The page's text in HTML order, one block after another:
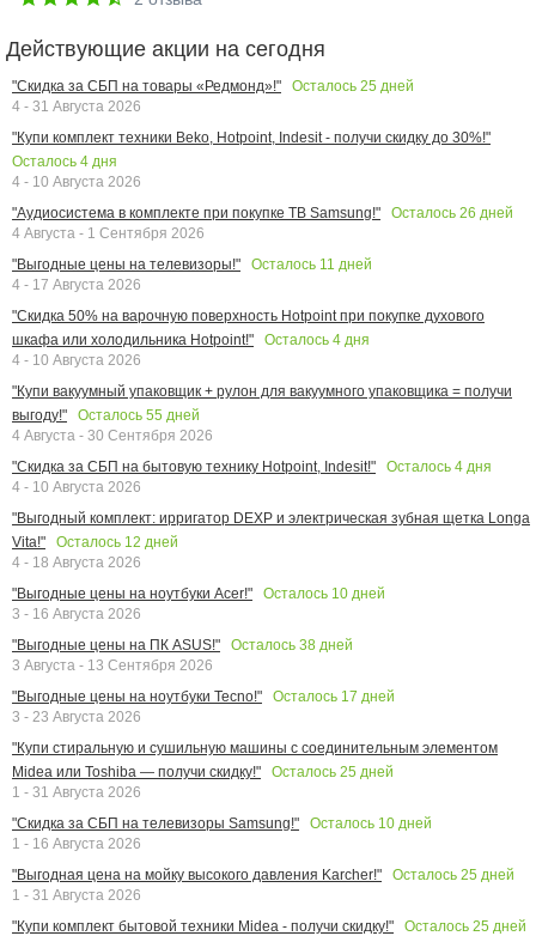
Действующие акции на сегодня
"Скидка за СБП на товары «Редмонд»!" Осталось 25 дней
4 - 31 Августа 2026
"Купи комплект техники Beko, Hotpoint, Indesit - получи скидку до 30%!"
Осталось 4 дня
4 - 10 Августа 2026
"Аудиосистема в комплекте при покупке ТВ Samsung!"
Осталось 26 дней
4 Августа - 1 Сентября 2026
"Выгодные цены на телевизоры!"
Осталось 11 дней
4 - 17 Августа 2026
"Скидка 50% на варочную поверхность Hotpoint при покупке духового
шкафа или холодильника Hotpoint!"
Осталось 4 дня
4 - 10 Августа 2026
"Купи вакуумный упаковщик + рулон для вакуумного упаковщика = получи
выгоду!"
Осталось 55 дней
4 Августа - 30 Сентября 2026
"Скидка за СБП на бытовую технику Hotpoint, Indesit!"
Осталось 4 дня
4 - 10 Августа 2026
"Выгодный комплект: ирригатор DEXP и электрическая зубная щетка Longa
Vita!"
Осталось 12 дней
4 - 18 Августа 2026
"Выгодные цены на ноутбуки Acer!"
Осталось 10 дней
3 - 16 Августа 2026
"Выгодные цены на ПК ASUS!"
Осталось 38 дней
3 Августа - 13 Сентября 2026
"Выгодные цены на ноутбуки Tecno!"
Осталось 17 дней
3 - 23 Августа 2026
"Купи стиральную и сушильную машины с соединительным элементом
Midea или Toshiba — получи скидку!"
Осталось 25 дней
1 - 31 Августа 2026
"Скидка за СБП на телевизоры Samsung!"
Осталось 10 дней
1 - 16 Августа 2026
"Выгодная цена на мойку высокого давления Karcher!"
Осталось 25 дней
1 - 31 Августа 2026
"Купи комплект бытовой техники Midea - получи скидку!"
Осталось 25 дней